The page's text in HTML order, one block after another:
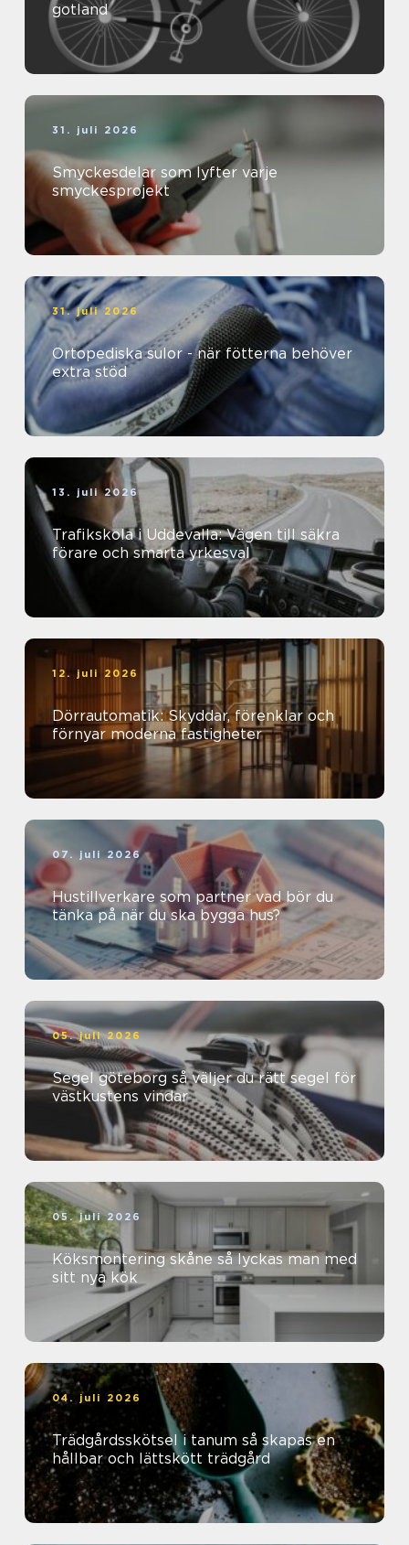
gotland
31. juli 2026
Smyckesdelar som lyfter varje
smyckesprojekt
31. juli 2026
Ortopediska sulor - när fötterna behöver
extra stöd
13. juli 2026
Trafikskola i Uddevalla: Vägen till säkra
förare och smarta yrkesval
12. juli 2026
Dörrautomatik: Skyddar, förenklar och
förnyar moderna fastigheter
07. juli 2026
Hustillverkare som partner vad bör du
tänka på när du ska bygga hus?
05. juli 2026
Segel göteborg så väljer du rätt segel för
västkustens vindar
05. juli 2026
Köksmontering skåne så lyckas man med
sitt nya kök
04. juli 2026
Trädgårdsskötsel i tanum så skapas en
hållbar och lättskött trädgård